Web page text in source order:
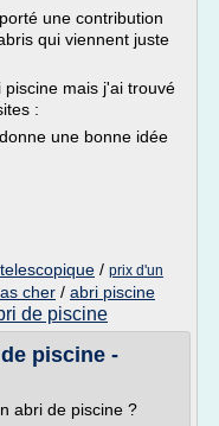
une contribution
qui viennent juste
mais j'ai trouvé
:
une bonne idée
/ prix d'un
cher / abri piscine
de piscine
piscine -
abri de piscine ?